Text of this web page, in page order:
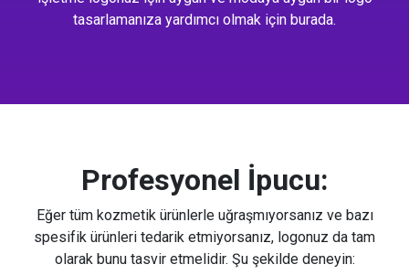
tasarlamanıza yardımcı olmak için burada.
Profesyonel İpucu:
Eğer tüm kozmetik ürünlerle uğraşmıyorsanız ve bazı
spesifik ürünleri tedarik etmiyorsanız, logonuz da tam
olarak bunu tasvir etmelidir. Şu şekilde deneyin: